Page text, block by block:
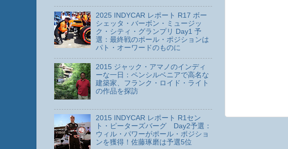
2025 INDYCAR レポート R17 ボー
シェッタ・バーボン・ミュージッ
ク・シティ・グランプリ Day1 予
選：最終戦のポール・ポジションは
パト・オーワードのものに
2015 ジャック・アマノのインディ
ーな一日：ペンシルベニアで高名な
建築家、フランク・ロイド・ライト
の作品を探訪
2015 INDYCAR レポート R1セン
ト・ピーターズバーグ Day2予選：
ウィル・パワーがポール・ポジショ
ンを獲得！佐藤琢磨は予選5位